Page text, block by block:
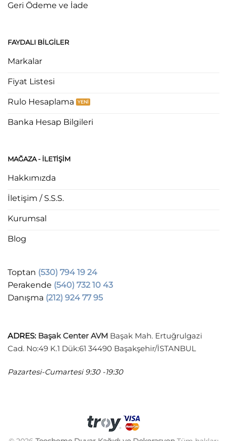
Geri Ödeme ve İade
FAYDALI BILGILER
Markalar
Fiyat Listesi
Rulo Hesaplama
Banka Hesap Bilgileri
MAĞAZA - ILETIŞIM
Hakkımızda
İletişim / S.S.S.
Kurumsal
Blog
Toptan (530) 794 19 24
Perakende (540) 732 10 43
Danışma (212) 924 77 95
ADRES: Başak Center AVM Başak Mah. Ertuğrulgazi
Cad. No:49 K.1 Dük:61 34490 Başakşehir/İSTANBUL
Pazartesi-Cumartesi 9:30 -19:30